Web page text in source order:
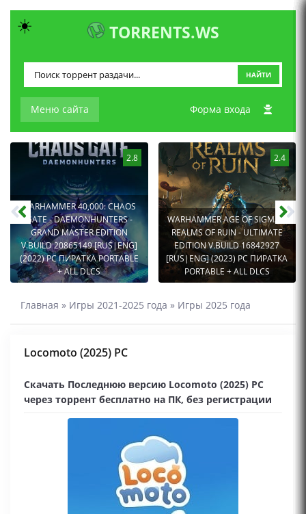
TORRENTS.WS
Меню сайта
НАЙТИ
Форма входа
2.8
WARHAMMER 40,000: CHAOS
GATE - DAEMONHUNTERS -
GRAND MASTER EDITION
V.BUILD 20865149 [RUS|ENG]
(2022) PC ПИРАТКА PORTABLE
+ ALL DLCS
2.4
WARHAMMER AGE OF SIGMAR:
REALMS OF RUIN - ULTIMATE
EDITION V.BUILD 16842927
[RUS|ENG] (2023) PC ПИРАТКА
PORTABLE + ALL DLCS
Главная » Игры 2021-2025 года » Игры 2025 года
Locomoto (2025) PC
Скачать Последнюю версию Locomoto (2025) PC
через торрент бесплатно на ПК, без регистрации
☀️